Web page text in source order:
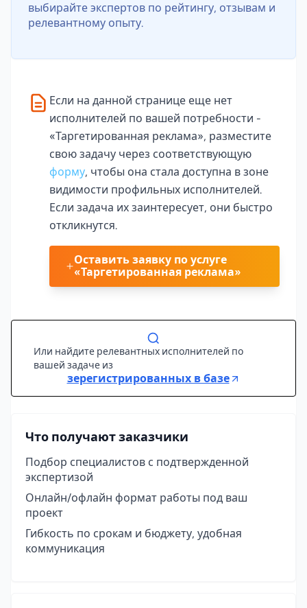
выбирайте экспертов по рейтингу, отзывам и
релевантному опыту.
Если на данной странице еще нет
исполнителей по вашей потребности -
«Таргетированная реклама», разместите
свою задачу через соответствующую
форму, чтобы она стала доступна в зоне
видимости профильных исполнителей.
Если задача их заинтересует, они быстро
откликнутся.
Оставить заявку по услуге
«Таргетированная реклама»
Или найдите релевантных исполнителей по
вашей задаче из
зерегистрированных в базе
Что получают заказчики
Подбор специалистов с подтвержденной
экспертизой
Онлайн/офлайн формат работы под ваш
проект
Гибкость по срокам и бюджету, удобная
коммуникация